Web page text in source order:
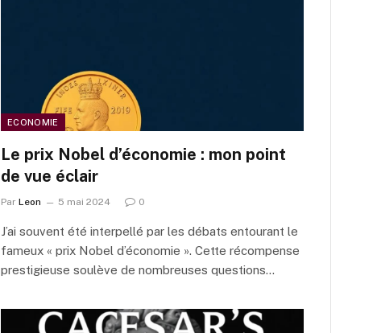
ECONOMIE
Le prix Nobel d’économie : mon point
de vue éclair
Par Leon 5 mai 2024 0
J’ai souvent été interpellé par les débats entourant le
fameux « prix Nobel d’économie ». Cette récompense
prestigieuse soulève de nombreuses questions…